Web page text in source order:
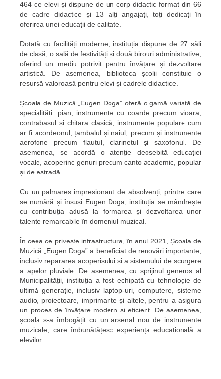
464 de elevi și dispune de un corp didactic format din 66
de cadre didactice și 13 alți angajați, toți dedicați în
oferirea unei educații de calitate.
Dotată cu facilități moderne, instituția dispune de 27 săli
de clasă, o sală de festivități și două birouri administrative,
oferind un mediu potrivit pentru învățare și dezvoltare
artistică. De asemenea, biblioteca școlii constituie o
resursă valoroasă pentru elevi și cadrele didactice.
Școala de Muzică „Eugen Doga” oferă o gamă variată de
specialități: pian, instrumente cu coarde precum vioara,
contrabasul și chitara clasică, instrumente populare cum
ar fi acordeonul, țambalul și naiul, precum și instrumente
aerofone precum flautul, clarinetul și saxofonul. De
asemenea, se acordă o atenție deosebită educației
vocale, acoperind genuri precum canto academic, popular
și de estradă.
Cu un palmares impresionant de absolvenți, printre care
se numără și însuși Eugen Doga, instituția se mândrește
cu contribuția adusă la formarea și dezvoltarea unor
talente remarcabile în domeniul muzical.
În ceea ce privește infrastructura, în anul 2021, Școala de
Muzică „Eugen Doga” a beneficiat de renovări importante,
inclusiv repararea acoperișului și a sistemului de scurgere
a apelor pluviale. De asemenea, cu sprijinul generos al
Municipalității, instituția a fost echipată cu tehnologie de
ultimă generație, inclusiv laptop-uri, computere, sisteme
audio, proiectoare, imprimante și altele, pentru a asigura
un proces de învățare modern și eficient. De asemenea,
școala s-a îmbogățit cu un arsenal nou de instrumente
muzicale, care îmbunătățesc experiența educațională a
elevilor.